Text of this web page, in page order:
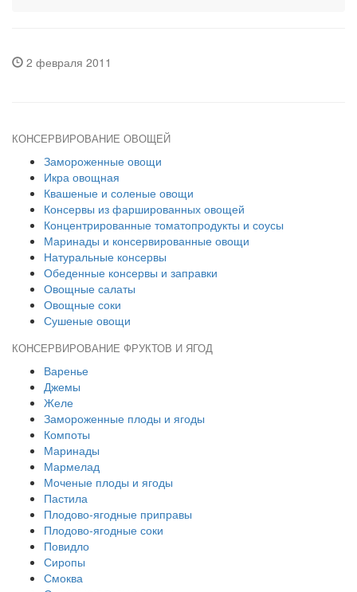
2 февраля 2011
КОНСЕРВИРОВАНИЕ ОВОЩЕЙ
Замороженные овощи
Икра овощная
Квашеные и соленые овощи
Консервы из фаршированных овощей
Концентрированные томатопродукты и соусы
Маринады и консервированные овощи
Натуральные консервы
Обеденные консервы и заправки
Овощные салаты
Овощные соки
Сушеные овощи
КОНСЕРВИРОВАНИЕ ФРУКТОВ И ЯГОД
Варенье
Джемы
Желе
Замороженные плоды и ягоды
Компоты
Маринады
Мармелад
Моченые плоды и ягоды
Пастила
Плодово-ягодные приправы
Плодово-ягодные соки
Повидло
Сиропы
Смоква